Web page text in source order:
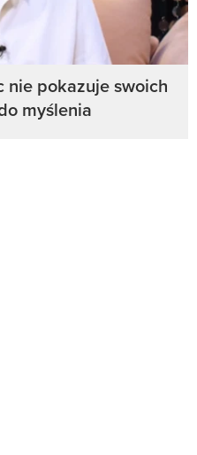
nie pokazuje swoich
myślenia